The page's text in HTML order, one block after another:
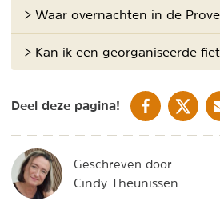
> Waar overnachten in de
> Kan ik een georganiseerde
Deel deze pagina! DELEN OPDELEN
Geschreven door
Cindy Theunissen